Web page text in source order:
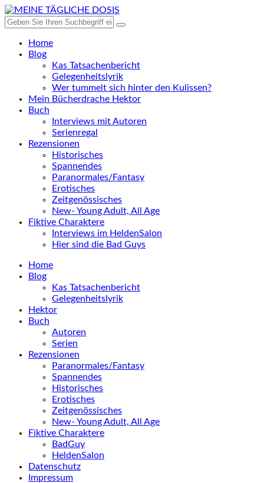
Home
Blog
Kas Tatsachenbericht
Gelegenheitslyrik
Wer tummelt sich hinter den Kulissen?
Mein Bücherdrache Hektor
Buch
Interviews mit Autoren
Serienregal
Rezensionen
Historisches
Spannendes
Paranormales/Fantasy
Erotisches
Zeitgenössisches
New- Young Adult, All Age
Fiktive Charaktere
Interviews im HeldenSalon
Hier sind die Bad Guys
Home
Blog
Kas Tatsachenbericht
Gelegenheitslyrik
Hektor
Buch
Autoren
Serien
Rezensionen
Paranormales/Fantasy
Spannendes
Historisches
Erotisches
Zeitgenössisches
New- Young Adult, All Age
Fiktive Charaktere
BadGuy
HeldenSalon
Datenschutz
Impressum